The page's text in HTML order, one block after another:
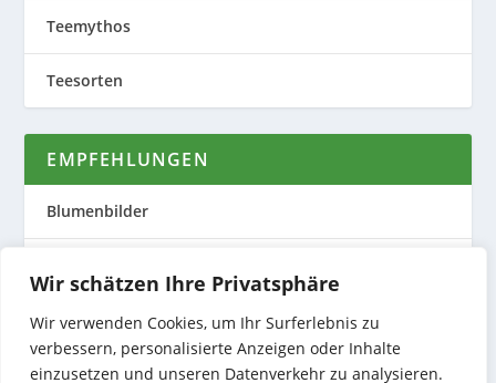
Wir schätzen Ihre Privatsphäre
Wir verwenden Cookies, um Ihr Surferlebnis zu
verbessern, personalisierte Anzeigen oder Inhalte
einzusetzen und unseren Datenverkehr zu analysieren.
Teemythos
Teesorten
EMPFEHLUNGEN
Blumenbilder
Nature to Print
Preiswerte Produktfotos